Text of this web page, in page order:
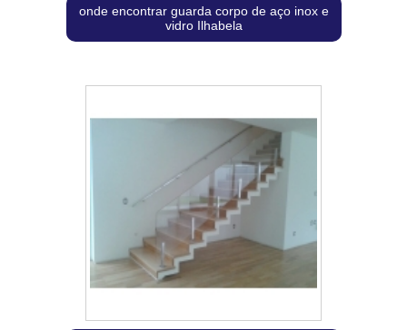
onde encontrar guarda corpo de aço inox e
vidro Ilhabela